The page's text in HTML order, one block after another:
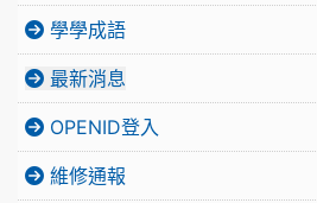
學學成語
最新消息
OPENID登入
維修通報